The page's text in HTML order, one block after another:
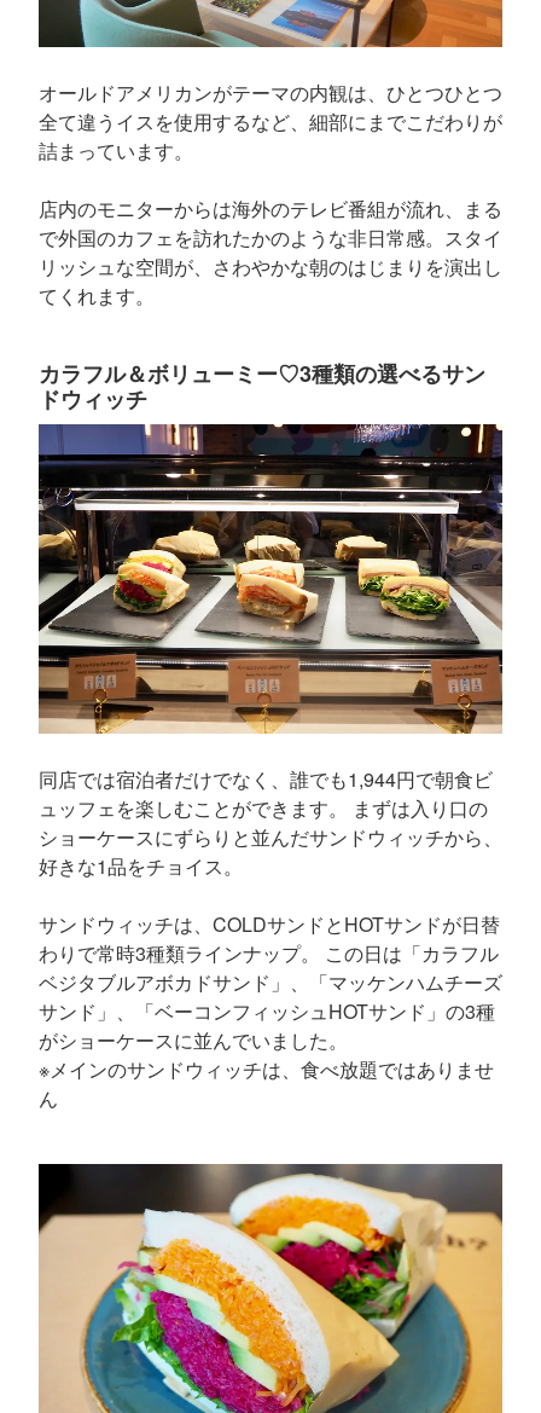
オールドアメリカンがテーマの内観は、ひとつひとつ
全て違うイスを使用するなど、細部にまでこだわりが
詰まっています。
店内のモニターからは海外のテレビ番組が流れ、まる
で外国のカフェを訪れたかのような非日常感。スタイ
リッシュな空間が、さわやかな朝のはじまりを演出し
てくれます。
カラフル＆ボリューミー♡3種類の選べるサン
ドウィッチ
同店では宿泊者だけでなく、誰でも1,944円で朝食ビ
ュッフェを楽しむことができます。 まずは入り口の
ショーケースにずらりと並んだサンドウィッチから、
好きな1品をチョイス。
サンドウィッチは、COLDサンドとHOTサンドが日替
わりで常時3種類ラインナップ。 この日は「カラフル
ベジタブルアボカドサンド」、「マッケンハムチーズ
サンド」、「ベーコンフィッシュHOTサンド」の3種
がショーケースに並んでいました。
※メインのサンドウィッチは、食べ放題ではありませ
ん